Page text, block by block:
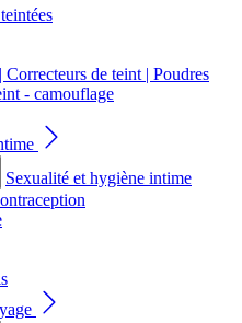
Correcteurs de teint | Poudres
- camouflage
Sexualité et hygiène intime